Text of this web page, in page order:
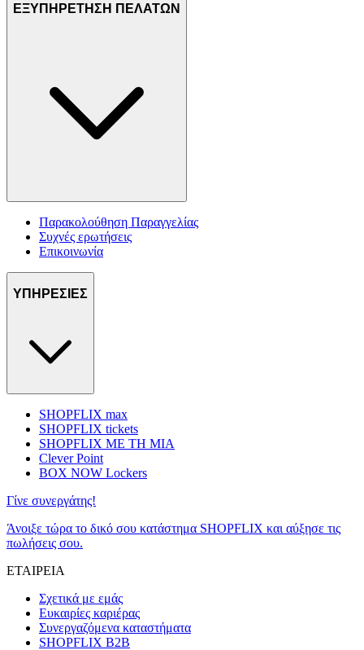
ΕΞΥΠΗΡΕΤΗΣΗ ΠΕΛΑΤΩΝ
Παρακολούθηση Παραγγελίας
Συχνές ερωτήσεις
Επικοινωνία
ΥΠΗΡΕΣΙΕΣ
SHOPFLIX max
SHOPFLIX tickets
SHOPFLIX ΜΕ ΤΗ ΜΙΑ
Clever Point
BOX NOW Lockers
Γίνε συνεργάτης!
Άνοιξε τώρα το δικό σου κατάστημα SHOPFLIX και αύξησε τις
πωλήσεις σου.
ΕΤΑΙΡΕΙΑ
Σχετικά με εμάς
Ευκαιρίες καριέρας
Συνεργαζόμενα καταστήματα
SHOPFLIX B2B